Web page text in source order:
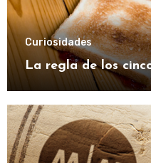
Curiosidades
La regla de los